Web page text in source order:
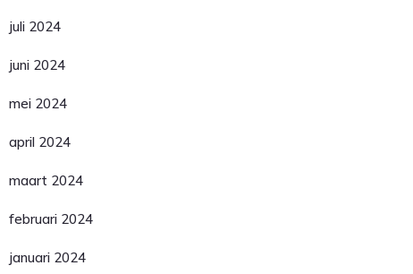
juli 2024
juni 2024
mei 2024
april 2024
maart 2024
februari 2024
januari 2024